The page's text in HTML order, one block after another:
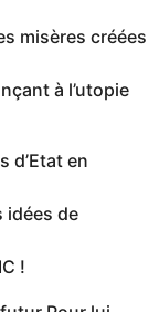
misères créées
à l’utopie
d’Etat en
idées de
!